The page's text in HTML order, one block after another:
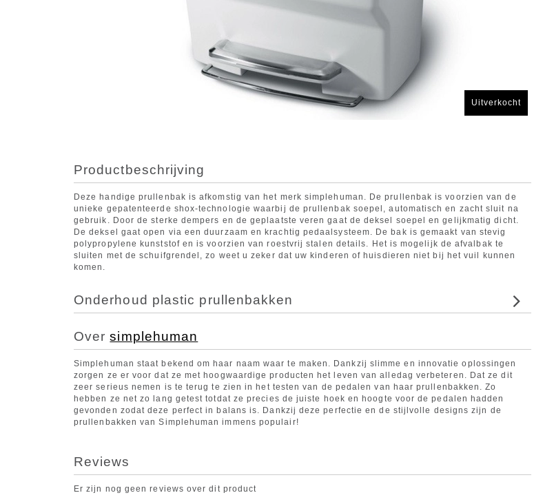
Uitverkocht
Productbeschrijving
Deze handige prullenbak is afkomstig van het merk simplehuman. De prullenbak is voorzien van de
unieke gepatenteerde shox-technologie waarbij de prullenbak soepel, automatisch en zacht sluit na
gebruik. Door de sterke dempers en de geplaatste veren gaat de deksel soepel en gelijkmatig dicht.
De deksel gaat open via een duurzaam en krachtig pedaalsysteem. De bak is gemaakt van stevig
polypropylene kunststof en is voorzien van roestvrij stalen details. Het is mogelijk de afvalbak te
sluiten met de schuifgrendel, zo weet u zeker dat uw kinderen of huisdieren niet bij het vuil kunnen
komen.
Onderhoud plastic prullenbakken
Oversimplehuman
Simplehuman staat bekend om haar naam waar te maken. Dankzij slimme en innovatie oplossingen
zorgen ze er voor dat ze met hoogwaardige producten het leven van alledag verbeteren. Dat ze dit
zeer serieus nemen is te terug te zien in het testen van de pedalen van haar prullenbakken. Zo
hebben ze net zo lang getest totdat ze precies de juiste hoek en hoogte voor de pedalen hadden
gevonden zodat deze perfect in balans is. Dankzij deze perfectie en de stijlvolle designs zijn de
prullenbakken van Simplehuman immens populair!
Reviews
Er zijn nog geen reviews over dit product